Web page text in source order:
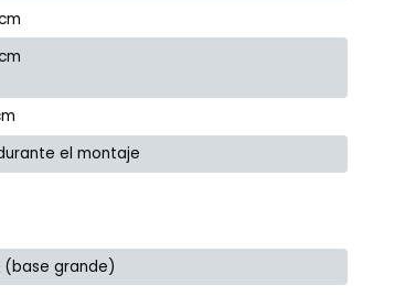
el montaje
(base grande)